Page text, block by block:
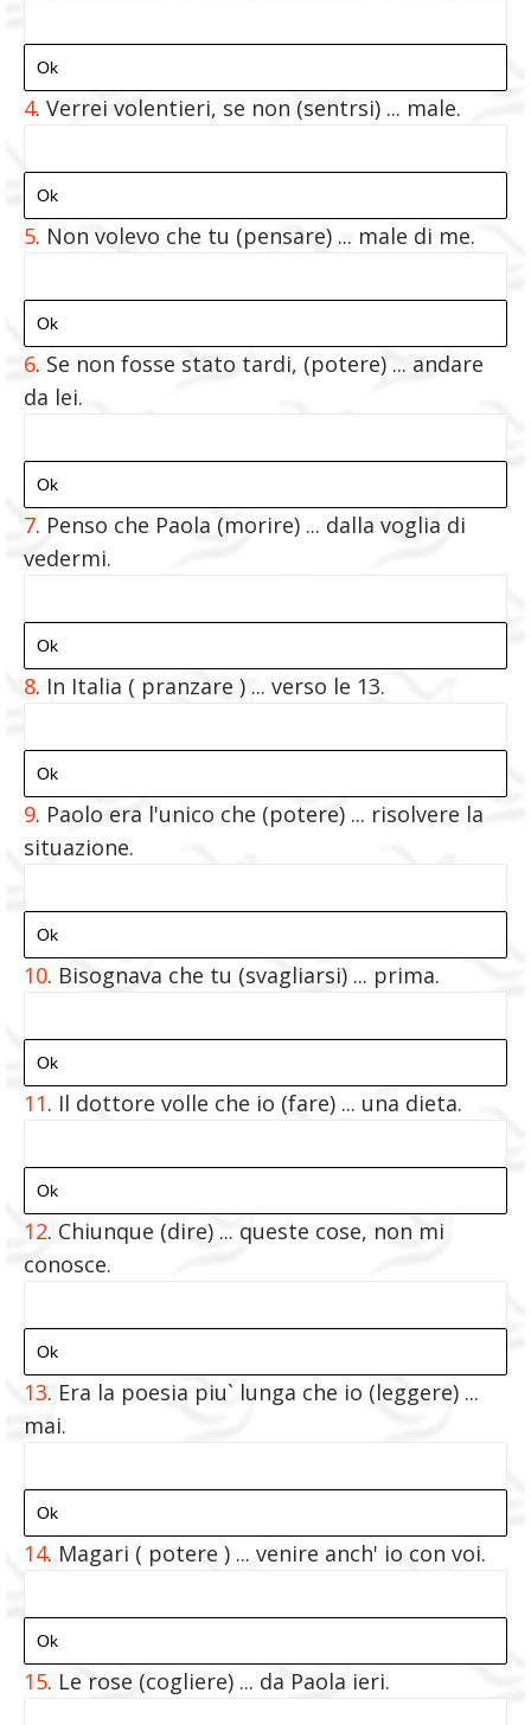
4. Verrei volentieri, se non (sentrsi) ... male.
5. Non volevo che tu (pensare) ... male di me.
6. Se non fosse stato tardi, (potere) ... andare
da lei.
7. Penso che Paola (morire) ... dalla voglia di
vedermi.
8. In Italia ( pranzare ) ... verso le 13.
9. Paolo era l'unico che (potere) ... risolvere la
situazione.
10. Bisognava che tu (svagliarsi) ... prima.
11. Il dottore volle che io (fare) ... una dieta.
12. Chiunque (dire) ... queste cose, non mi
conosce.
13. Era la poesia piu` lunga che io (leggere) ...
mai.
14. Magari ( potere ) ... venire anch' io con voi.
15. Le rose (cogliere) ... da Paola ieri.